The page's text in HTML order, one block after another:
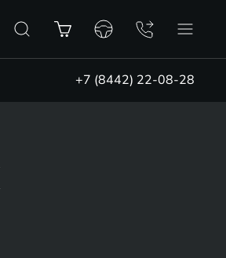
+7 (8442) 22-08-28